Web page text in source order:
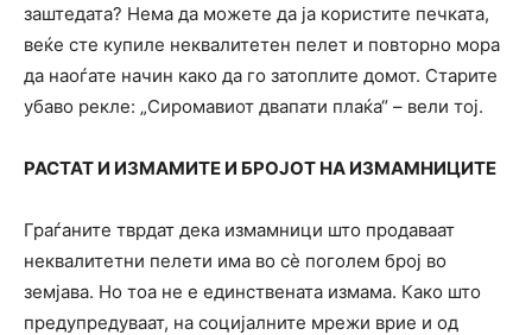
заштедата? Нема да можете да ја користите печката,
веќе сте купиле неквалитетен пелет и повторно мора
да наоѓате начин како да го затоплите домот. Старите
убаво рекле: „Сиромавиот двапати плаќа“ – вели тој.
РАСТАТ И ИЗМАМИТЕ И БРОЈОТ НА ИЗМАМНИЦИТЕ
Граѓаните тврдат дека измамници што продаваат
неквалитетни пелети има во сѐ поголем број во
земјава. Но тоа не е единствената измама. Како што
предупредуваат, на социјалните мрежи врие и од